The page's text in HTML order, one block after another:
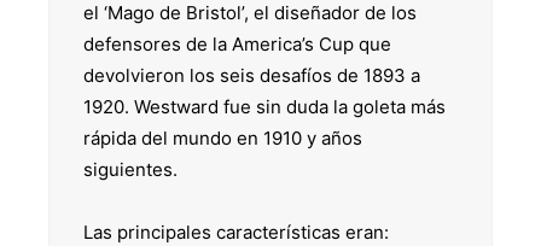
el ‘Mago ​​de Bristol’, el diseñador de los
defensores de la America’s Cup que
devolvieron los seis desafíos de 1893 a
1920. Westward fue sin duda la goleta más
rápida del mundo en 1910 y años
siguientes.
Las principales características eran: